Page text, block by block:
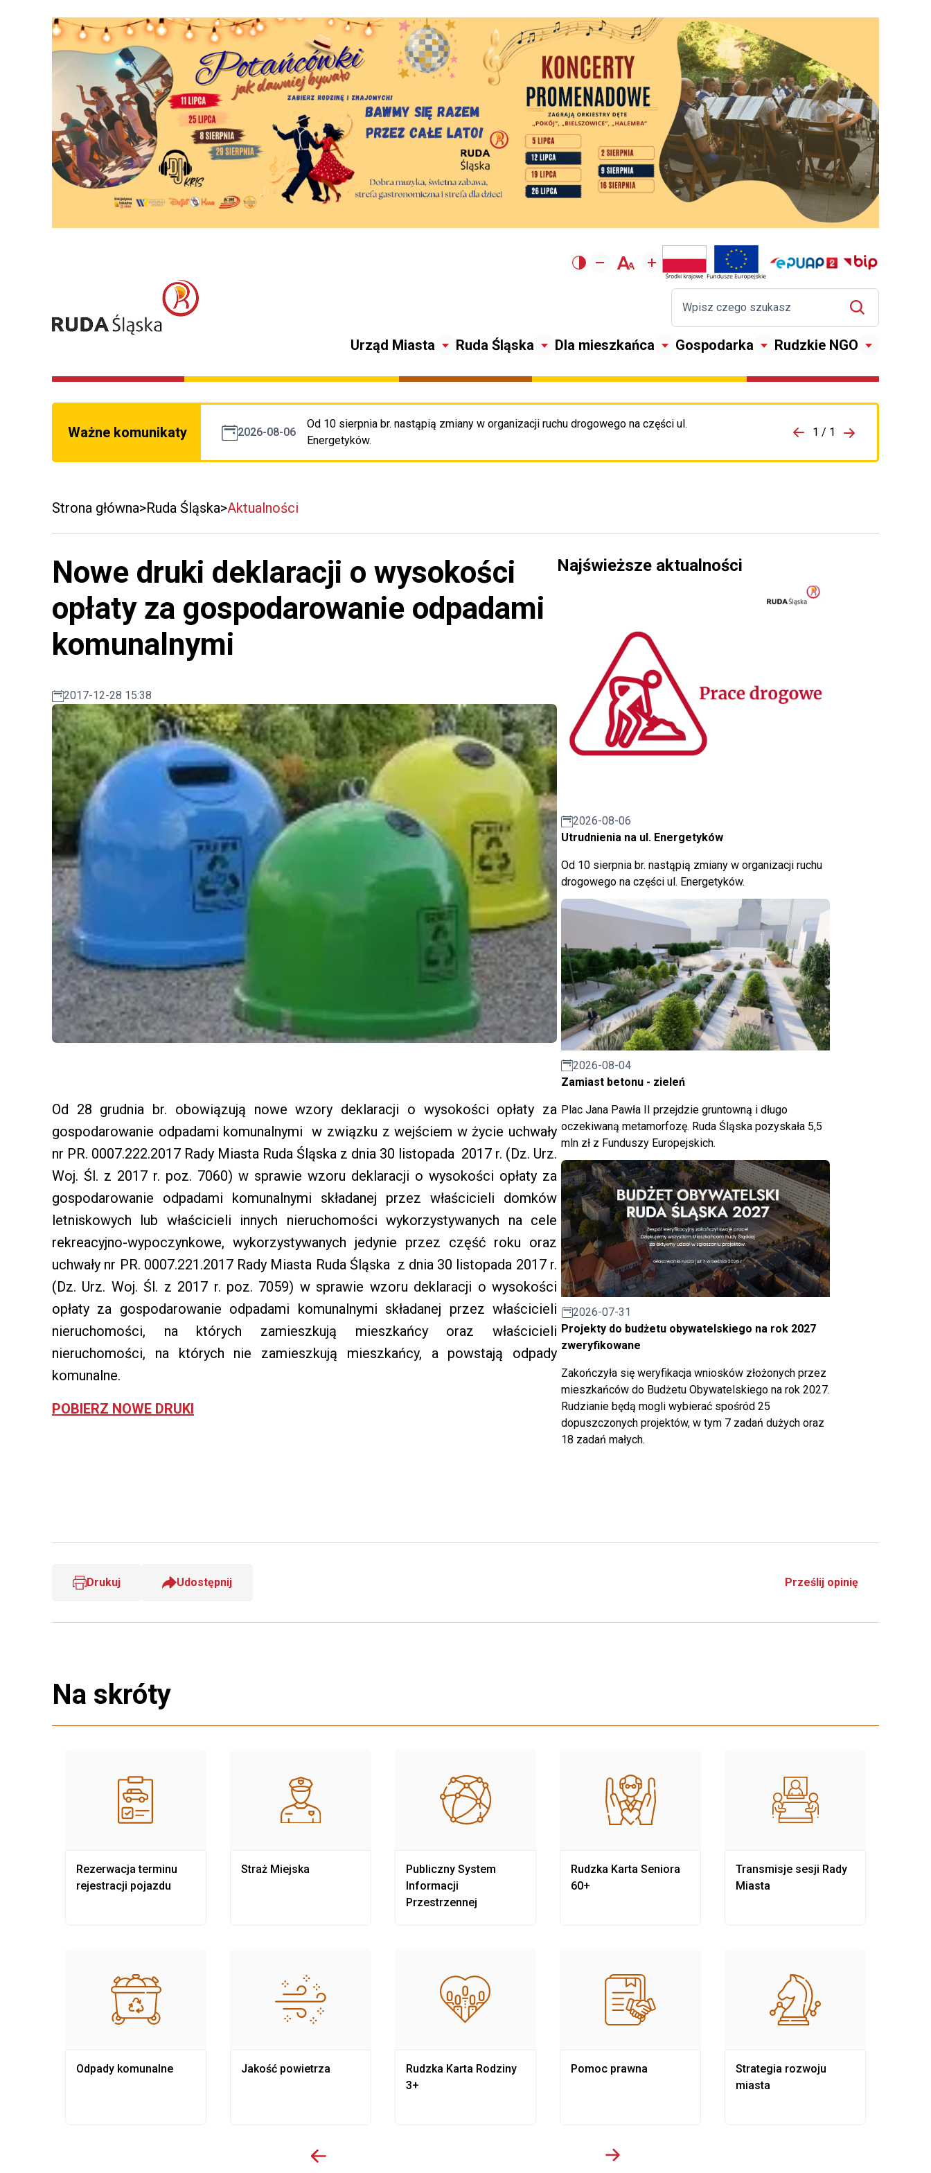
Urząd Miasta Ruda Śląska Dla mieszkańca Gospodarka Rudzkie NGO
Ważne komunikaty 2026-08-06
Od 10 sierpnia br. nastąpią zmiany w organizacji ruchu drogowego na części ul.
Energetyków.
Przejdź do porzpedniego komunikatu 1 / 1
Przejdź do
Strona główna Ruda Śląska Aktualności
Nowe druki deklaracji o wysokości
opłaty za gospodarowanie odpadami
komunalnymi
2017-12-28 15:38
Od 28 grudnia br. obowiązują nowe wzory deklaracji o wysokości opłaty za
gospodarowanie odpadami komunalnymi w związku z wejściem w życie uchwały
nr PR. 0007.222.2017 Rady Miasta Ruda Śląska z dnia 30 listopada 2017 r. (Dz. Urz.
Woj. Śl. z 2017 r. poz. 7060) w sprawie wzoru deklaracji o wysokości opłaty za
gospodarowanie odpadami komunalnymi składanej przez właścicieli domków
letniskowych lub właścicieli innych nieruchomości wykorzystywanych na cele
rekreacyjno-wypoczynkowe, wykorzystywanych jedynie przez część roku oraz
uchwały nr PR. 0007.221.2017 Rady Miasta Ruda Śląska z dnia 30 listopada 2017 r.
(Dz. Urz. Woj. Śl. z 2017 r. poz. 7059) w sprawie wzoru deklaracji o wysokości
opłaty za gospodarowanie odpadami komunalnymi składanej przez właścicieli
nieruchomości, na których zamieszkują mieszkańcy oraz właścicieli
nieruchomości, na których nie zamieszkują mieszkańcy, a powstają odpady
komunalne.
POBIERZ NOWE DRUKI
Najświeższe aktualności
2026-08-06
Utrudnienia na ul. Energetyków
Od 10 sierpnia br. nastąpią zmiany w organizacji ruchu
drogowego na części ul. Energetyków.
2026-08-04
Zamiast betonu - zieleń
Plac Jana Pawła II przejdzie gruntowną i długo
oczekiwaną metamorfozę. Ruda Śląska pozyskała 5,5
mln zł z Funduszy Europejskich.
2026-07-31
Projekty do budżetu obywatelskiego na rok 2027
zweryfikowane
Zakończyła się weryfikacja wniosków złożonych przez
mieszkańców do Budżetu Obywatelskiego na rok 2027.
Rudzianie będą mogli wybierać spośród 25
dopuszczonych projektów, w tym 7 zadań dużych oraz
18 zadań małych.
Drukuj Udostępnij Prześlij opinię
Na skróty
Rezerwacja terminu
rejestracji pojazdu
Odpady komunalne
Straż Miejska
Jakość powietrza
Publiczny System
Informacji
Przestrzennej
Rudzka Karta Rodziny
3+
Rudzka Karta Seniora
60+
Pomoc prawna
Transmisje sesji Rady
Miasta
Strategia rozwoju
miasta